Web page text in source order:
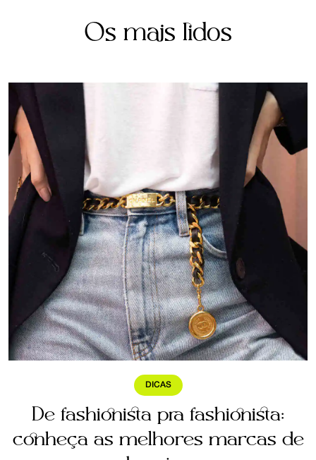
Os mais lidos
DICAS
De fashionista pra fashionista:
conheça as melhores marcas de